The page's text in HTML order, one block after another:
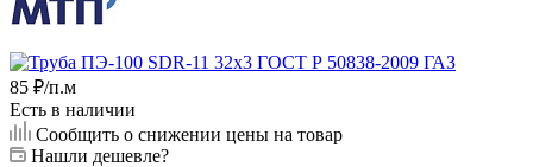
85 ₽/п.м
Есть в наличии
Сообщить о снижении цены на товар
Нашли дешевле?